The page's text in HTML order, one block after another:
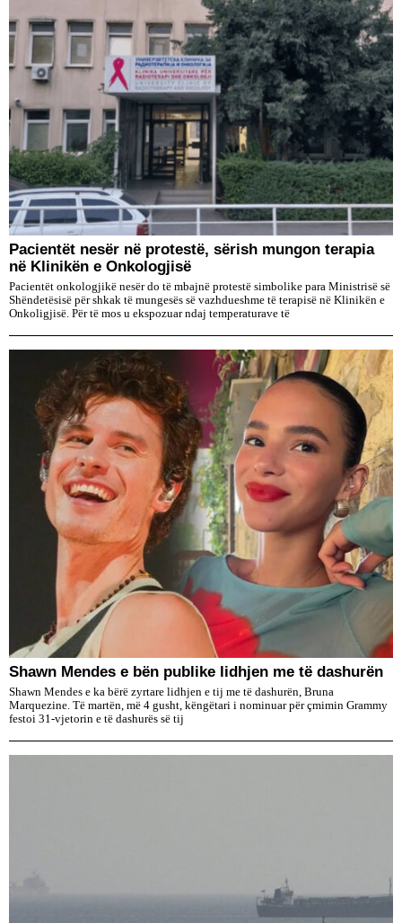
Pacientët nesër në protestë, sërish mungon terapia
në Klinikën e Onkologjisë
Pacientët onkologjikë nesër do të mbajnë protestë simbolike para Ministrisë së
Shëndetësisë për shkak të mungesës së vazhdueshme të terapisë në Klinikën e
Onkoligjisë. Për të mos u ekspozuar ndaj temperaturave të
​Shawn Mendes e bën publike lidhjen me të dashurën
Shawn Mendes e ka bërë zyrtare lidhjen e tij me të dashurën, Bruna
Marquezine. Të martën, më 4 gusht, këngëtari i nominuar për çmimin Grammy
festoi 31-vjetorin e të dashurës së tij